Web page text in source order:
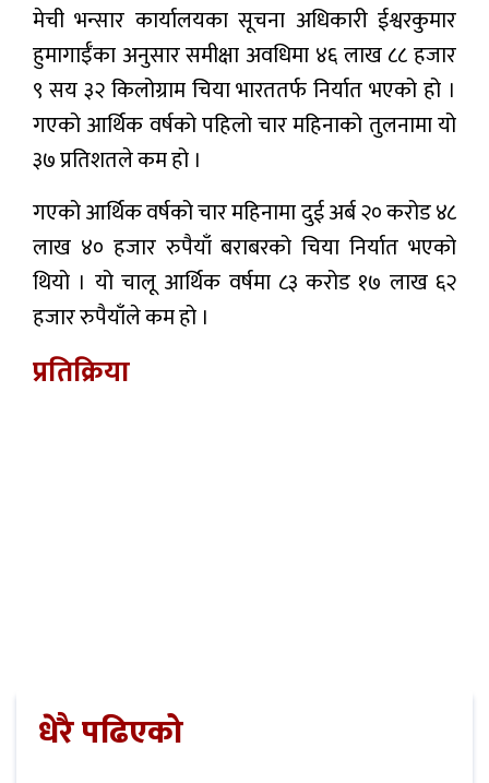
मेची भन्सार कार्यालयका सूचना अधिकारी ईश्वरकुमार
हुमागाईँका अनुसार समीक्षा अवधिमा ४६ लाख ८८ हजार
९ सय ३२ किलोग्राम चिया भारततर्फ निर्यात भएको हो ।
गएको आर्थिक वर्षको पहिलो चार महिनाको तुलनामा यो
३७ प्रतिशतले कम हो ।
गएको आर्थिक वर्षको चार महिनामा दुई अर्ब २० करोड ४८
लाख ४० हजार रुपैयाँ बराबरको चिया निर्यात भएको
थियो । यो चालू आर्थिक वर्षमा ८३ करोड १७ लाख ६२
हजार रुपैयाँले कम हो ।
प्रतिक्रिया
धेरै पढिएको